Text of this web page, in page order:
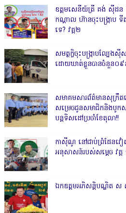
ឧត្តមសេនីយ៍ត្រី គង់ ស៊ីដន
កណ្តាល ហ៊ានចុះបង្ក្រាប
ទេ? វគ្គ២
សមត្ថកិ្ចចុះបង្ក្រាបល្បែង
ដោយឃាត់ខ្លួនបានចំនួន០៩
សមាគមសារព័ត៌មានសុក្រឹត
សម្រេចជូនសមាជិកនិងបូកស
បន្តទិសដៅប្រចាំខែតុលា!!
កាសុីណូ នៅជាប់ព្រំដែនវៀ
អនុសាសន៍របស់សម្ដេច វគ្គ
ឯកឧត្តមអភិសន្តិបណ្ឌិត